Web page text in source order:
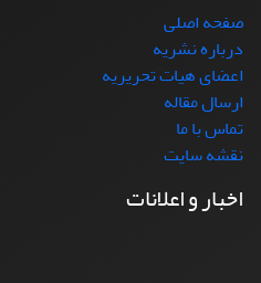
صفحه اصلی
درباره نشریه
اعضای هیات تحریریه
ارسال مقاله
تماس با ما
نقشه سایت
اخبار و اعلانات